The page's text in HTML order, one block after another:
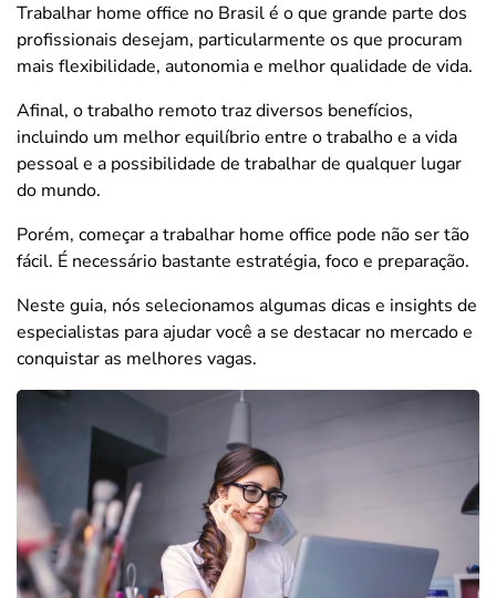
Trabalhar home office no Brasil é o que grande parte dos
profissionais desejam, particularmente os que procuram
mais flexibilidade, autonomia e melhor qualidade de vida.
Afinal, o trabalho remoto traz diversos benefícios,
incluindo um melhor equilíbrio entre o trabalho e a vida
pessoal e a possibilidade de trabalhar de qualquer lugar
do mundo.
Porém, começar a trabalhar home office pode não ser tão
fácil. É necessário bastante estratégia, foco e preparação.
Neste guia, nós selecionamos algumas dicas e insights de
especialistas para ajudar você a se destacar no mercado e
conquistar as melhores vagas.